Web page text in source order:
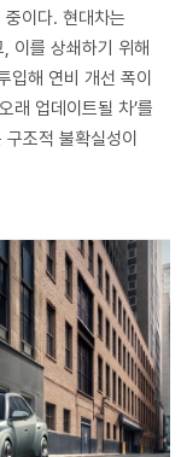
이다. 현대차는
이를 상쇄하기 위해
입해 연비 개선 폭이
래 업데이트될 차’를
조적 불확실성이